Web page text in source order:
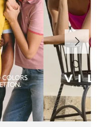
Weiter